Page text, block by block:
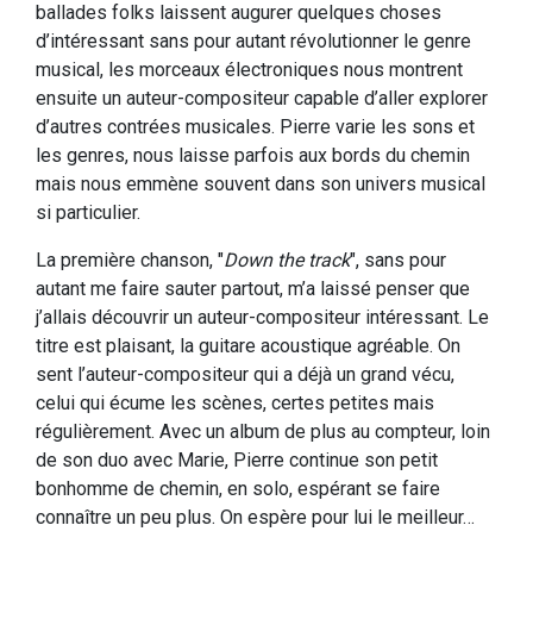
ballades folks laissent augurer quelques choses
d’intéressant sans pour autant révolutionner le genre
musical, les morceaux électroniques nous montrent
ensuite un auteur-compositeur capable d’aller explorer
d’autres contrées musicales. Pierre varie les sons et
les genres, nous laisse parfois aux bords du chemin
mais nous emmène souvent dans son univers musical
si particulier.
La première chanson, "Down the track", sans pour
autant me faire sauter partout, m’a laissé penser que
j’allais découvrir un auteur-compositeur intéressant. Le
titre est plaisant, la guitare acoustique agréable. On
sent l’auteur-compositeur qui a déjà un grand vécu,
celui qui écume les scènes, certes petites mais
régulièrement. Avec un album de plus au compteur, loin
de son duo avec Marie, Pierre continue son petit
bonhomme de chemin, en solo, espérant se faire
connaître un peu plus. On espère pour lui le meilleur…